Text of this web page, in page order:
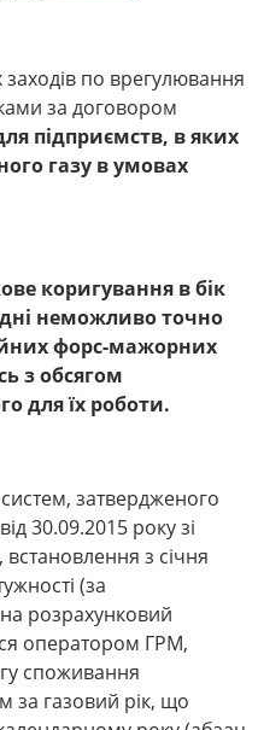
заходів по врегулювання
за договором
підприємств, в яких
газу в умовах
коригування в бік
неможливо точно
форс-мажорних
з обсягом
для їх роботи.
затвердженого
30.09.2015 року зі
з січня
(за
розрахунковий
оператором ГРМ,
споживання
за газовий рік, що